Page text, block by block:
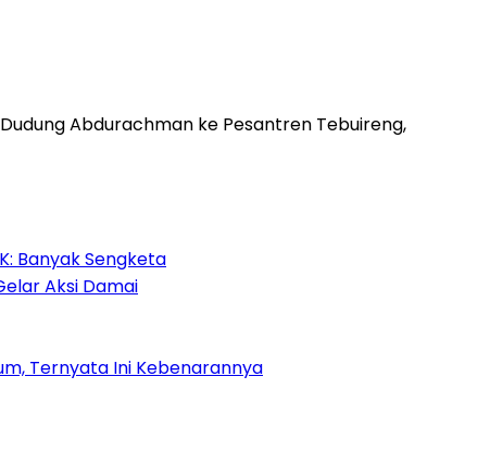
Abdurachman ke Pesantren Tebuireng,
Banyak Sengketa
Aksi Damai
Ternyata Ini Kebenarannya